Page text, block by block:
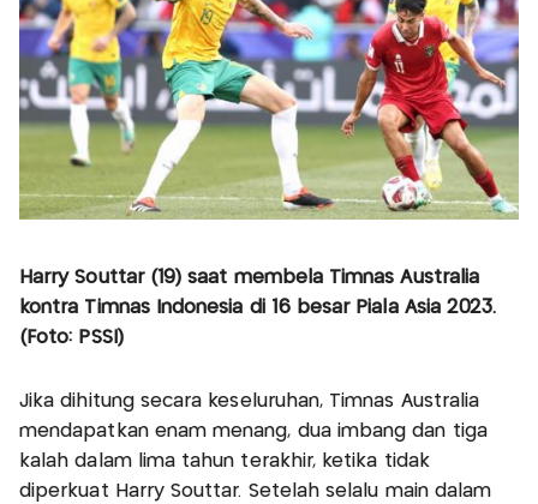
Harry Souttar (19) saat membela Timnas Australia
kontra Timnas Indonesia di 16 besar Piala Asia 2023.
(Foto: PSSI)
Jika dihitung secara keseluruhan, Timnas Australia
mendapatkan enam menang, dua imbang dan tiga
kalah dalam lima tahun terakhir, ketika tidak
diperkuat Harry Souttar. Setelah selalu main dalam